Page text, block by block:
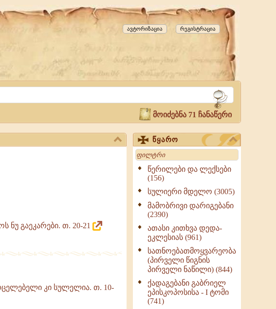
რეგისტრაცია
ავტორიზაცია
მოიძებნა 71 ჩანაწერი
გაეკარები. თ. 20-21
კი სულელია. თ. 10-
წყარო
Search
წერილები და ლექსები
(156)
სულიერი მდელო (3005)
მამობრივი დარიგებანი
(2390)
ათასი კითხვა დედა-
ეკლესიას (961)
სათნოებათმოყვარეობა
(პირველი წიგნის
პირველი ნაწილი) (844)
ქადაგებანი გაბრიელ
ეპისკოპოსისა - I ტომი
(741)